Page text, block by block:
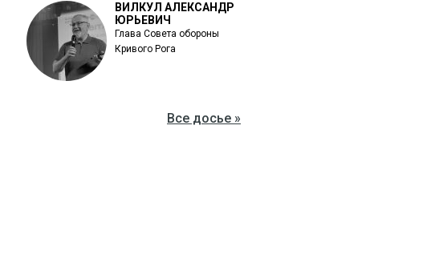
ВИЛКУЛ АЛЕКСАНДР
ЮРЬЕВИЧ
Глава Совета обороны
Кривого Рога
Все досье »